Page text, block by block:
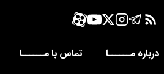
درباره مــــــا
تماس با مــــــا